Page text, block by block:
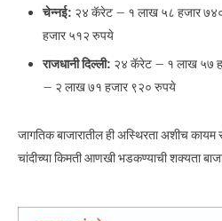
चेन्नई: २४ कॅरेट – १ लाख ५८ हजार
हजार ५१२ रुपये
राजधानी दिल्ली: २४ कॅरेट – १ लाख ५७
– २ लाख ७१ हजार ९२० रुपये
जागतिक बाजारातील ही अस्थिरता अशीच कायम
चांदीच्या किमती आणखी भडकण्याची शक्यता